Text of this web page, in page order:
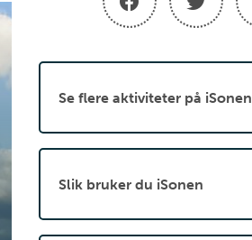
Se flere aktiviteter på iSonen
Slik bruker du iSonen